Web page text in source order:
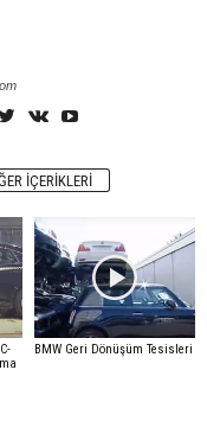
İÇERIKLERI
BMW Geri Dönüşüm Tesisleri